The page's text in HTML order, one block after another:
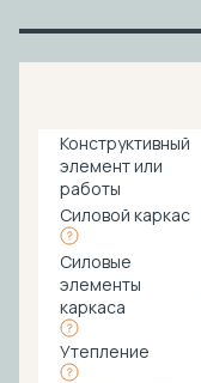
Конструктивный
элемент или
работы
Силовой каркас
Силовые
элементы
каркаса
Утепление